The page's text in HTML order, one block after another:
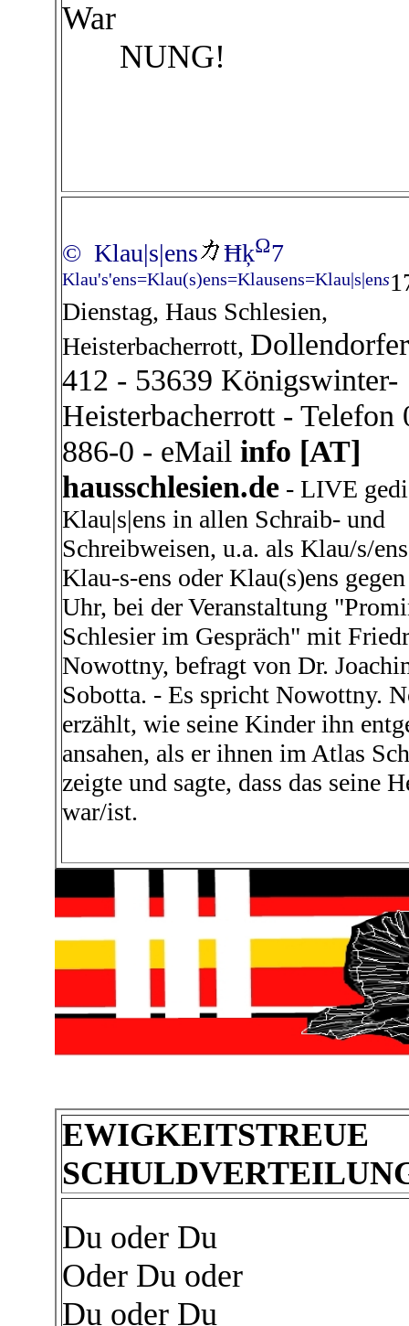
War
NUNG!
© Klau|s|ens ĦķΩ7
Klau's'ens=Klau(s)ens=Klausens=Klau|s|ens1
Dienstag, Haus Schlesien,
Heisterbacherrott,
412 - 53639 Königswinter-
Heisterbacherrott - Telefon
886-0 - eMail info [AT]
hausschlesien.de - LIVE
Klau|s|ens in allen Schraib- und
Schreibweisen, u.a. als Klau/s/
Klau-s-ens oder Klau(s)ens
Uhr, bei der Veranstaltung
Schlesier im Gespräch" mit
Nowottny, befragt von Dr.
Sobotta. - Es spricht Nowottny.
erzählt, wie seine Kinder ihn
ansahen, als er ihnen im Atlas
zeigte und sagte, dass das seine
war/ist.
EWIGKEITSTREUE
Du oder Du
Oder Du oder
Du oder Du